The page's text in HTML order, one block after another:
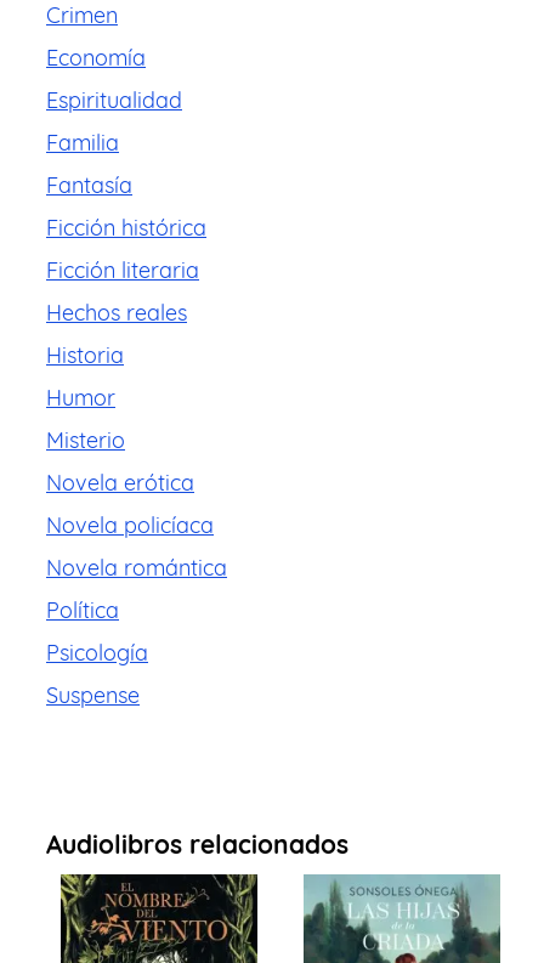
Crimen
Economía
Espiritualidad
Familia
Fantasía
Ficción histórica
Ficción literaria
Hechos reales
Historia
Humor
Misterio
Novela erótica
Novela policíaca
Novela romántica
Política
Psicología
Suspense
Audiolibros relacionados